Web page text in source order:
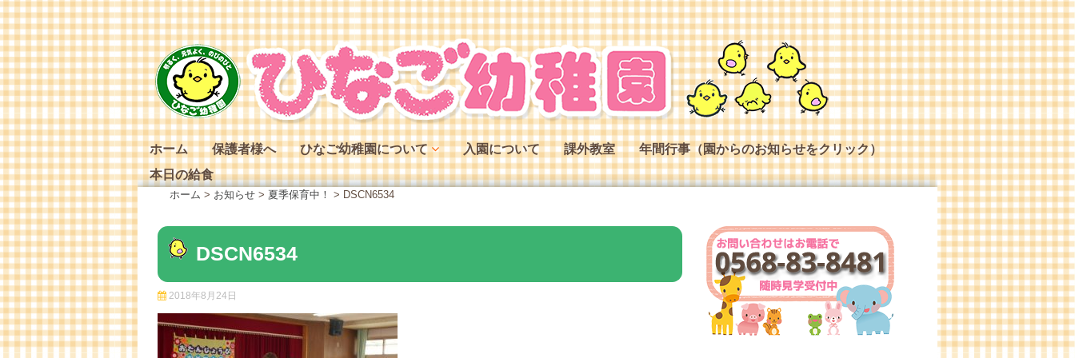
Skip
to
content
ホーム 保護者様へ
ひなご幼稚園について
ひなご幼稚園の特色
ひなご幼稚園の役割
ひなご幼稚園の一日
入園について 課外教室
年間行事（園からのお知らせをクリック）
本日の給食
ホーム > お知らせ > 夏季保育中！ > DSCN6534
DSCN6534
2018年8月24日